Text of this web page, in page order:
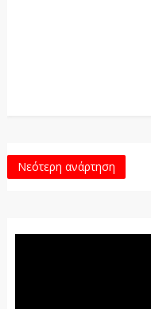
Νεότερη ανάρτηση